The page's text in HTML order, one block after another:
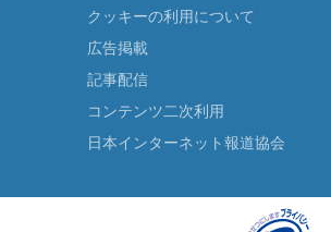
クッキーの利用について
広告掲載
記事配信
コンテンツ二次利用
日本インターネット報道協会